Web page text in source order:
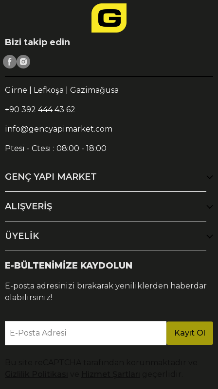
Bizi takip edin
Girne | Lefkoşa | Gazimağusa
+90 392 444 43 62
info@gencyapimarket.com
Ptesi - Ctesi : 08:00 - 18:00
GENÇ YAPI MARKET
ALIŞVERİŞ
ÜYELİK
E-BÜLTENİMİZE KAYDOLUN
E-posta adresinizi bırakarak yeniliklerden haberdar
olabilirsiniz!
E-Posta Adresi Kayıt Ol